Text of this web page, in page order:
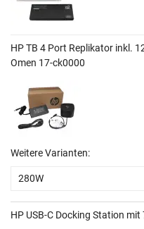
HP TB 4 Port Replikator inkl.
Omen 17-ck0000
Weitere Varianten:
280W
HP USB-C Docking Station